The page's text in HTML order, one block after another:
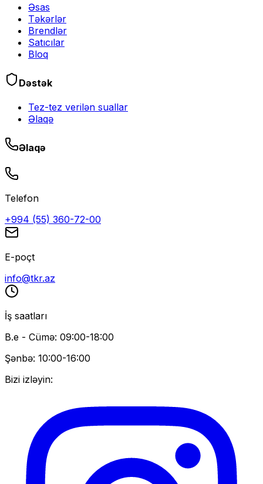
Əsas
Təkərlər
Brendlər
Satıcılar
Bloq
Dəstək
Tez-tez verilən suallar
Əlaqə
Əlaqə
Telefon
+994 (55) 360-72-00
E-poçt
info@tkr.az
İş saatları
B.e - Cümə: 09:00-18:00
Şənbə: 10:00-16:00
Bizi izləyin: